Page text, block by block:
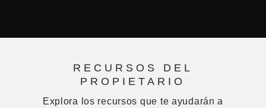
RECURSOS DEL
PROPIETARIO
Explora los recursos que te ayudarán a